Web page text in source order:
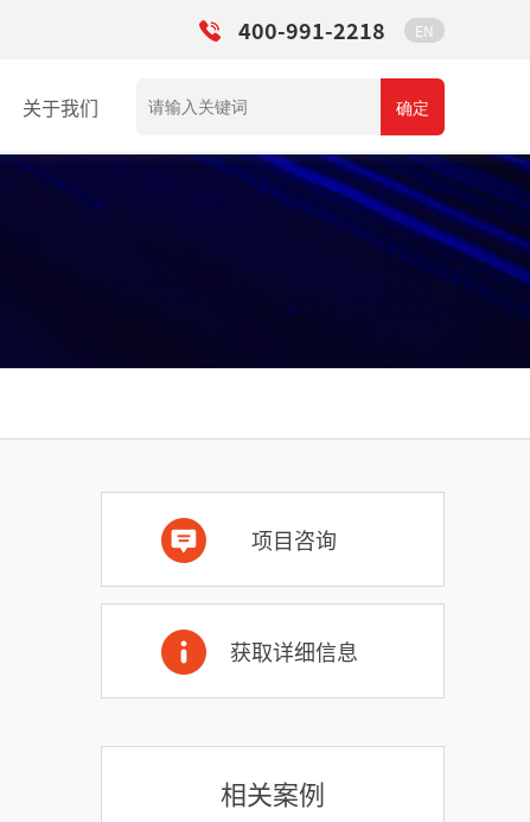
400-991-2218 EN
关于我们 确定
项目咨询
获取详细信息
相关案例